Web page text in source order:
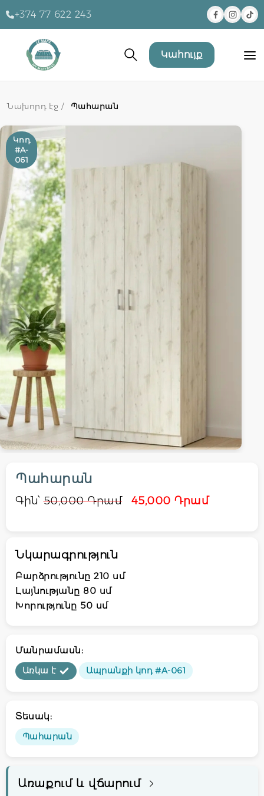
+374 77 622 243
Կահույք
Նախորդ էջ / Պահարան
Կոդ
#A-
061
Պահարան
Գին՝50,000 Դրամ 45,000 Դրամ
Նկարագրություն
Բարձրությունը 210 սմ
Լայնությանը 80 սմ
Խորությունը 50 սմ
Մանրամասն:
Առկա է Ապրանքի կոդ #A-061
Տեսակ:
Պահարան
Առաքում և վճարում